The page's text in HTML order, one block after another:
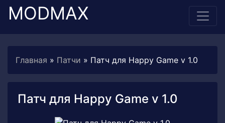
MODMAX
Главная » Патчи » Патч для Happy Game v 1.0
Патч для Happy Game v 1.0